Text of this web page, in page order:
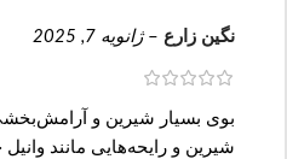
نگین زارع – ژانویه 7, 2025
بوی بسیار شیرین و
شیرین و رایحه‌هایی مانند